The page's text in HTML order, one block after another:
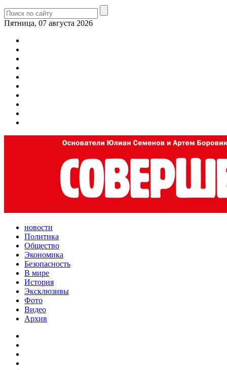
Пятница, 07 августа 2026
новости
Политика
Общество
Экономика
Безопасность
В мире
История
Эксклюзивы
Фото
Видео
Архив